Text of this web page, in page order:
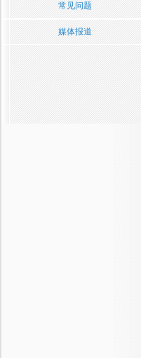
常见问题
媒体报道